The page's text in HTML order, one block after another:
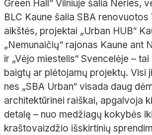
Green Hall“ Vilniuje šalia Neries,
BLC Kaune šalia SBA renovuotos
aikštės, projektai „Urban HUB“
„Nemunaičių“ rajonas Kaune ant
ir „Vėjo miestelis“ Svencelėje – tai
baigtų ar plėtojamų projektų. Visi
nes „SBA Urban“ visada daug
architektūrinei raiškai, apgalvoja
detalę – nuo medžiagų kokybės iki
kraštovaizdžio išskirtinių